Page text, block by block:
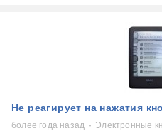
Не реагирует на нажатия
более года назад Электронные